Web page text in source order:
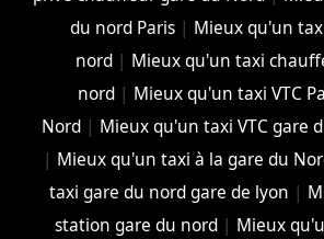
du nord Paris| Mieux qu'un
nord | Mieux qu'un taxi
nord| Mieux qu'un taxi VTC
Nord| Mieux qu'un taxi VTC gare
| Mieux qu'un taxi à la gare du
taxi gare du nord gare de lyon |
station gare du nord| Mieux